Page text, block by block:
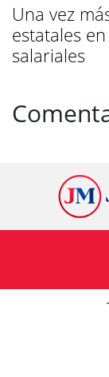
Una vez
estatales
salariales